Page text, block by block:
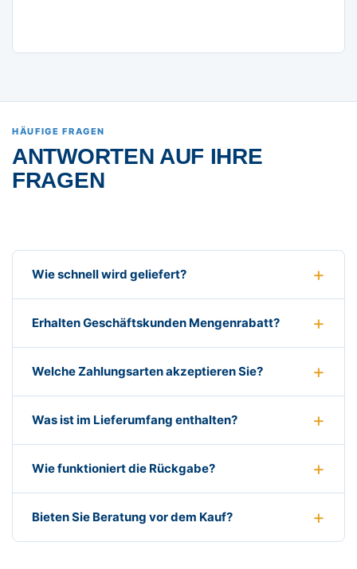
HÄUFIGE FRAGEN
ANTWORTEN AUF IHRE
FRAGEN
Wie schnell wird geliefert?
Erhalten Geschäftskunden Mengenrabatt?
Welche Zahlungsarten akzeptieren Sie?
Was ist im Lieferumfang enthalten?
Wie funktioniert die Rückgabe?
Bieten Sie Beratung vor dem Kauf?